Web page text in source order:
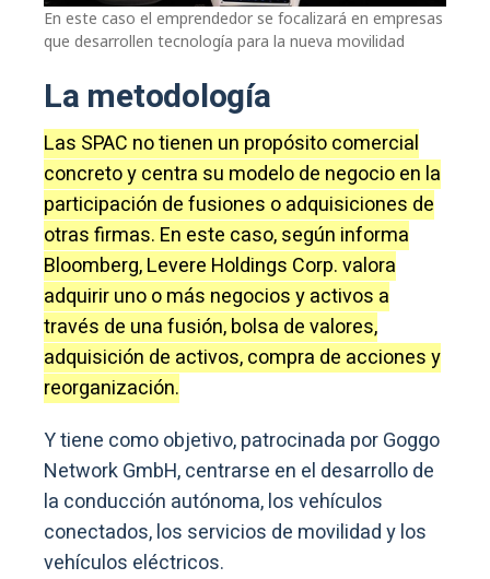
En este caso el emprendedor se focalizará en empresas
que desarrollen tecnología para la nueva movilidad
La metodología
Las SPAC no tienen un propósito comercial
concreto y centra su modelo de negocio en la
participación de fusiones o adquisiciones de
otras firmas. En este caso, según informa
Bloomberg, Levere Holdings Corp. valora
adquirir uno o más negocios y activos a
través de una fusión, bolsa de valores,
adquisición de activos, compra de acciones y
reorganización.
Y tiene como objetivo, patrocinada por Goggo
Network GmbH, centrarse en el desarrollo de
la conducción autónoma, los vehículos
conectados, los servicios de movilidad y los
vehículos eléctricos.